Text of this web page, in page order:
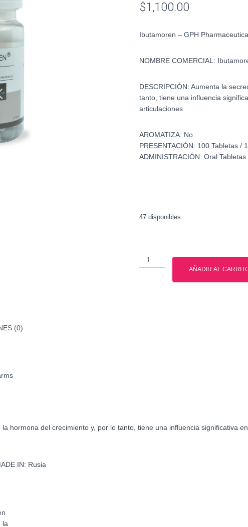
$1,100.00
Ibutamoren – GPH
NOMBRE COMERCIAL:
DESCRIPCIÓN: Aumenta la
tanto, tiene una influencia
articulaciones
AROMATIZA: No
PRESENTACIÓN: 100 Tabletas /
ADMINISTRACIÓN: Oral Tabletas
47 disponibles
Ibutamoren
-
AÑADIR AL
(0)
hormona del crecimiento y, por lo tanto, tiene una influencia significativa
IN: Rusia